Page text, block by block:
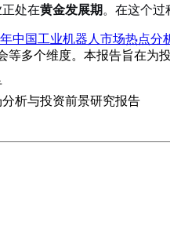
处在黄金发展期。在这个过
年中国工业机器人市场热点
等多个维度。本报告旨在为
析与投资前景研究报告